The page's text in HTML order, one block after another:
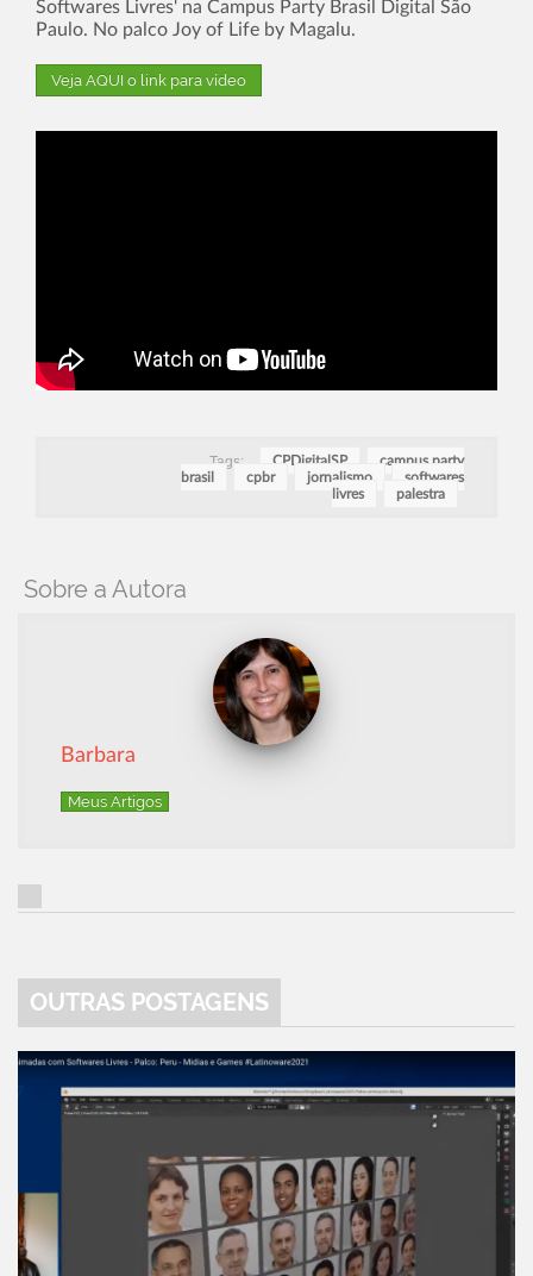
Softwares Livres' na Campus Party Brasil Digital São
Paulo. No palco Joy of Life by Magalu.
Veja AQUI o link para vídeo
Tags: CPDigitalSP
campus party
brasil
cpbr jornalismo
softwares
livres
palestra
Sobre a Autora
Barbara
Meus Artigos
OUTRAS POSTAGENS